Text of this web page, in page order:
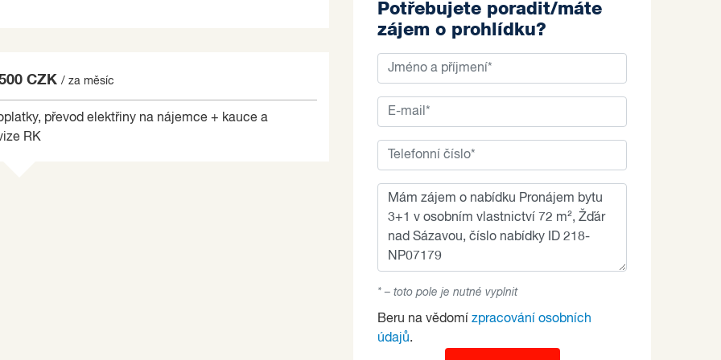
(není součástí vybavení). WC je vybaveno
a závěsy. Vstupní bezpečnostní dveře včetně
4. Dům je kompletně zateplený a v jeho okolí je
CZK/ za měsíc
převod elektřiny na nájemce + kauce a
RK
Potřebujete poradit/máte
zájem o prohlídku?
* – toto pole je nutné vyplnit
Beru na vědomí zpracování osobních
údajů.